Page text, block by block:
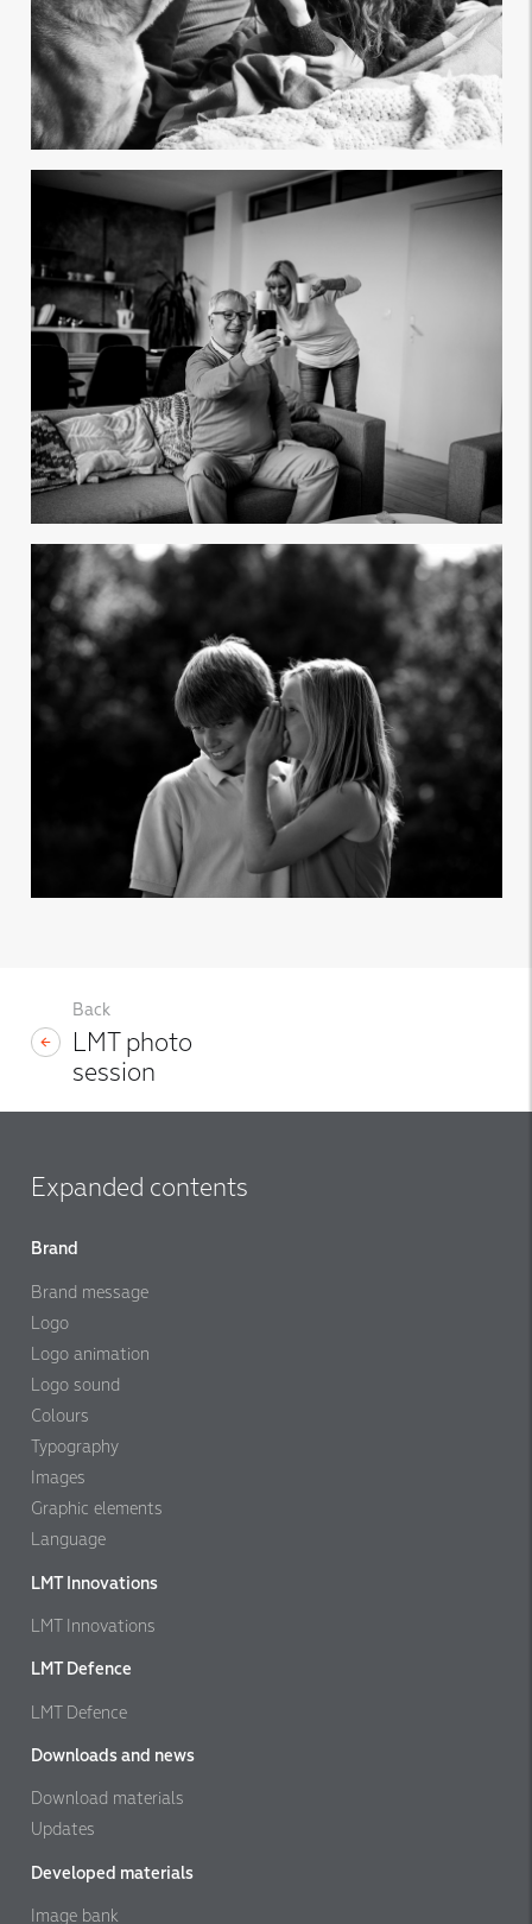
Back
LMT photo
session
Expanded contents
Brand
Brand message
Logo
Logo animation
Logo sound
Colours
Typography
Images
Graphic elements
Language
LMT Innovations
LMT Innovations
LMT Defence
LMT Defence
Downloads and news
Download materials
Updates
Developed materials
Image bank